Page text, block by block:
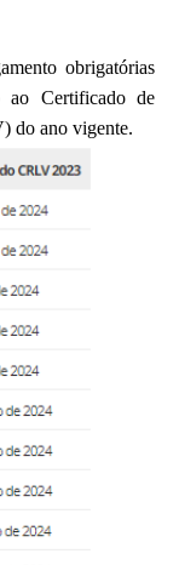
obrigatórias
ao Certificado de
do ano vigente.